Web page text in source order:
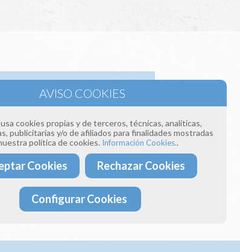
Aires Acondicionados Multisplit
a los teléfonos:
electrónico a:
haciéndonos llegar el siguiente formulario:
cookies propias y de terceros, técnicas, analíticas,
publicitarias y/o de afiliados para finalidades mostradas
política de cookies. Información Cookies..
Cookies Rechazar Cookies
Configurar Cookies